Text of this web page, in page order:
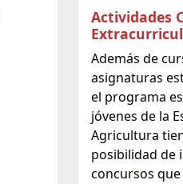
Actividades
Además de
asignaturas
el programa
jóvenes de la
Agricultura
posibilidad de
concursos